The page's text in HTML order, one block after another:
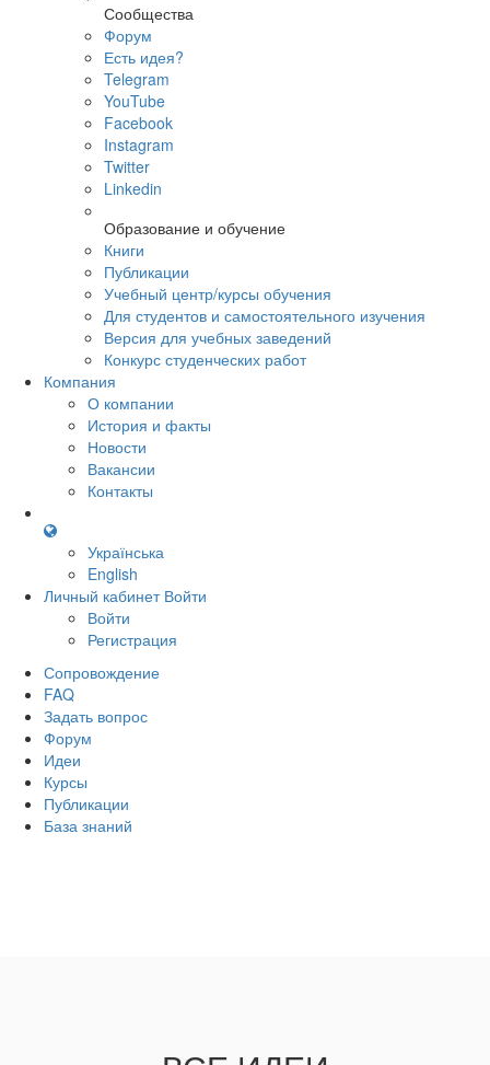
Сообщества
Форум
Есть идея?
Telegram
YouTube
Facebook
Instagram
Twitter
Linkedin
Образование и обучение
Книги
Публикации
Учебный центр/курсы обучения
Для студентов и самостоятельного изучения
Версия для учебных заведений
Конкурс студенческих работ
Компания
О компании
История и факты
Новости
Вакансии
Контакты
Українська
English
Личный кабинет Войти
Войти
Регистрация
Сопровождение
FAQ
Задать вопрос
Форум
Идеи
Курсы
Публикации
База знаний